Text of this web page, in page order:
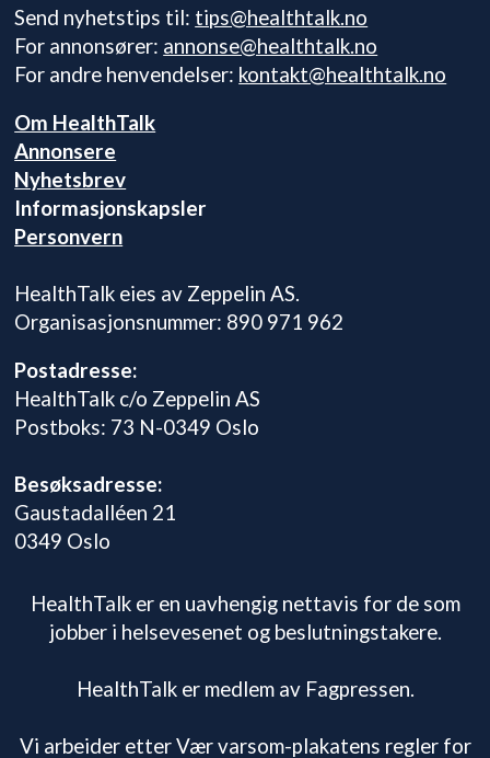
Send nyhetstips til: tips@healthtalk.no
For annonsører: annonse@healthtalk.no
For andre henvendelser: kontakt@healthtalk.no
Om HealthTalk
Annonsere
Nyhetsbrev
Informasjonskapsler
Personvern
HealthTalk eies av Zeppelin AS.
Organisasjonsnummer: 890 971 962
Postadresse:
HealthTalk c/o Zeppelin AS
Postboks: 73 N-0349 Oslo
Besøksadresse:
Gaustadalléen 21
0349 Oslo
HealthTalk er en uavhengig nettavis for de som
jobber i helsevesenet og beslutningstakere.
HealthTalk er medlem av Fagpressen.
Vi arbeider etter Vær varsom-plakatens regler for